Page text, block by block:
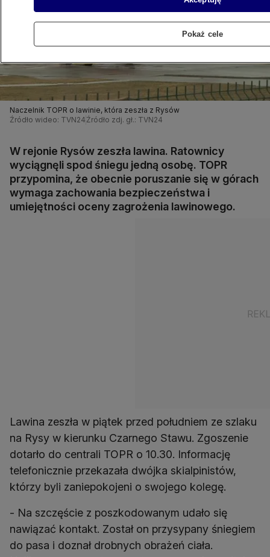
Naczelnik TOPR o lawinie, która zeszła z Rysów
Źródło wideo: TVN24 Źródło zdj. gł.: TVN24
W rejonie Rysów zeszła lawina. Ratownicy
wyciągnęli spod śniegu jedną osobę. TOPR
przypomina, że obecnie poruszanie się w górach
wymaga zachowania bezpieczeństwa i
umiejętności oceny zagrożenia lawinowego.
Lawina zeszła w piątek przed południem ze szlaku
na Rysy w kierunku Czarnego Stawu. Zgoszenie
dotarło do centrali TOPR o 10.30. Informację
telefonicznie przekazała dwójka skialpinistów,
którzy byli zaniepokojeni o swojego kolegę.
- Na szczęście z poszkodowanym udało się
nawiązać kontakt. Został on przysypany śniegiem
do pasa i doznał drobnych obrażeń ciała.
Pokaż cele